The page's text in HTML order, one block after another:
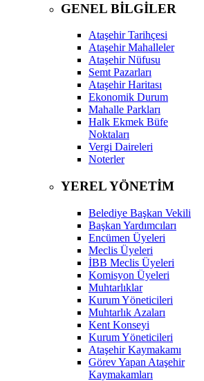
GENEL BİLGİLER
Ataşehir Tarihçesi
Ataşehir Mahalleler
Ataşehir Nüfusu
Semt Pazarları
Ataşehir Haritası
Ekonomik Durum
Mahalle Parkları
Halk Ekmek Büfe
Noktaları
Vergi Daireleri
Noterler
YEREL YÖNETİM
Belediye Başkan Vekili
Başkan Yardımcıları
Encümen Üyeleri
Meclis Üyeleri
İBB Meclis Üyeleri
Komisyon Üyeleri
Muhtarlıklar
Kurum Yöneticileri
Muhtarlık Azaları
Kent Konseyi
Kurum Yöneticileri
Ataşehir Kaymakamı
Görev Yapan Ataşehir
Kaymakamları